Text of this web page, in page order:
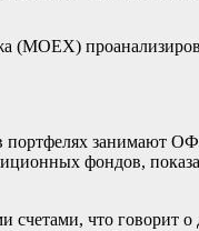
(MOEX)
занимают
фондов,
что говорит